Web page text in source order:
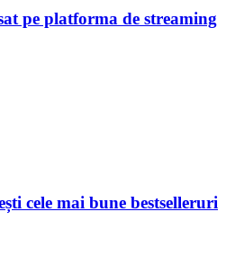
pe platforma de streaming
cele mai bune bestselleruri